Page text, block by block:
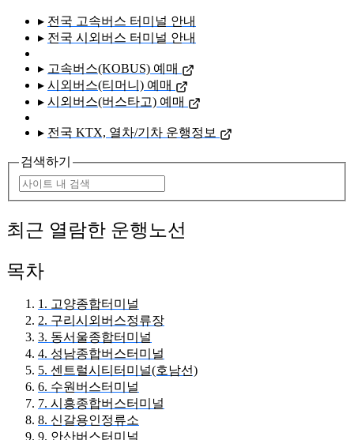
▸ 전국 고속버스 터미널 안내
▸ 전국 시외버스 터미널 안내
▸ 고속버스(KOBUS) 예매
▸ 시외버스(티머니) 예매
▸ 시외버스(버스타고) 예매
▸ 전국 KTX, 열차/기차 운행정보
검색하기
최근 열람한 운행노선
목차
1. 고양종합터미널
2. 구리시외버스정류장
3. 동서울종합터미널
4. 성남종합버스터미널
5. 센트럴시티터미널(호남선)
6. 수원버스터미널
7. 시흥종합버스터미널
8. 신갈용인정류소
9. 안산버스터미널